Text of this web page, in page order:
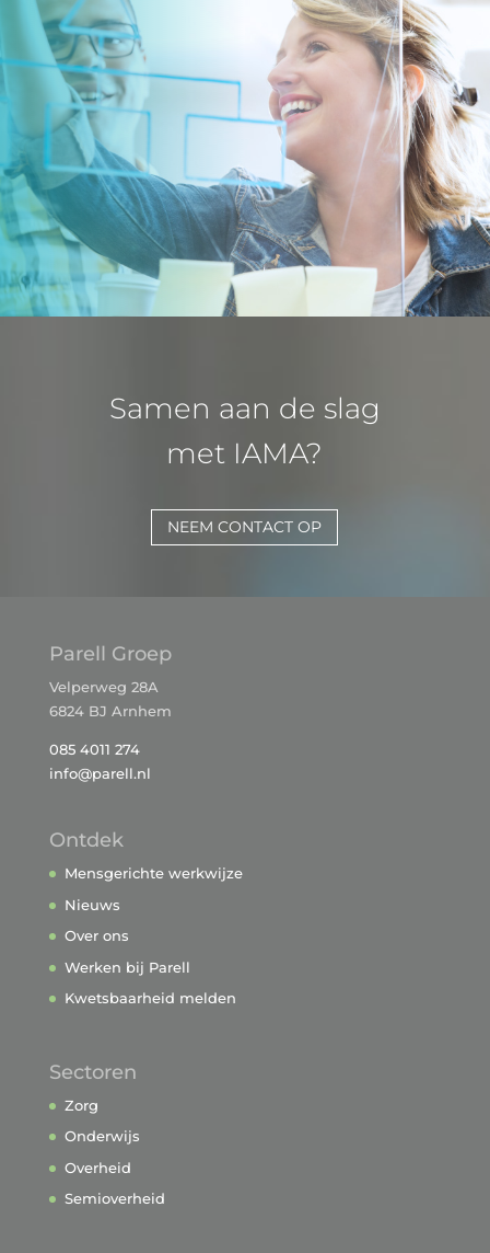
Samen aan de slag
met IAMA?
NEEM CONTACT OP
Parell Groep
Velperweg 28A
6824 BJ Arnhem
085 4011 274
info@parell.nl
Ontdek
Mensgerichte werkwijze
Nieuws
Over ons
Werken bij Parell
Kwetsbaarheid melden
Sectoren
Zorg
Onderwijs
Overheid
Semioverheid